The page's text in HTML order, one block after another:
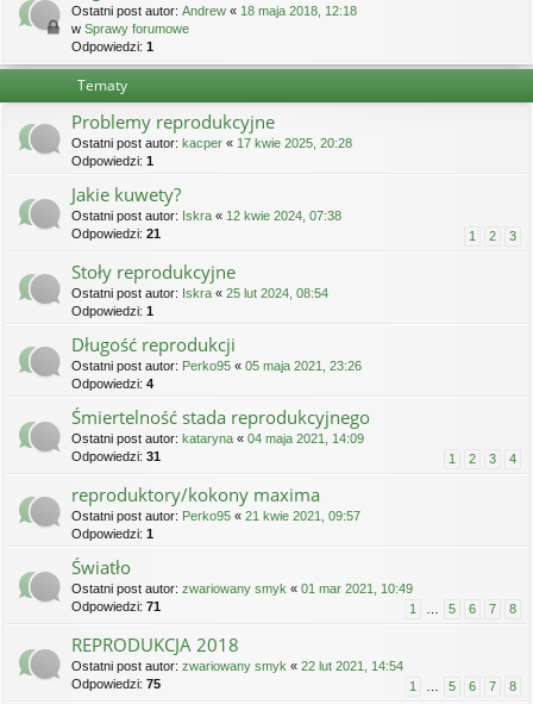
Ostatni post autor: Andrew « 18 maja 2018, 12:18
w Sprawy forumowe
Odpowiedzi: 1
Tematy
Problemy reprodukcyjne
Ostatni post autor: kacper « 17 kwie 2025, 20:28
Odpowiedzi: 1
Jakie kuwety?
Ostatni post autor: Iskra « 12 kwie 2024, 07:38
Odpowiedzi: 21 1 2 3
Stoły reprodukcyjne
Ostatni post autor: Iskra « 25 lut 2024, 08:54
Odpowiedzi: 1
Długość reprodukcji
Ostatni post autor: Perko95 « 05 maja 2021, 23:26
Odpowiedzi: 4
Śmiertelność stada reprodukcyjnego
Ostatni post autor: kataryna « 04 maja 2021, 14:09
Odpowiedzi: 31 1 2 3 4
reproduktory/kokony maxima
Ostatni post autor: Perko95 « 21 kwie 2021, 09:57
Odpowiedzi: 1
Światło
Ostatni post autor: zwariowany smyk « 01 mar 2021, 10:49
Odpowiedzi: 71 1 5 6 7 8
REPRODUKCJA 2018
Ostatni post autor: zwariowany smyk « 22 lut 2021, 14:54
Odpowiedzi: 75 1 5 6 7 8